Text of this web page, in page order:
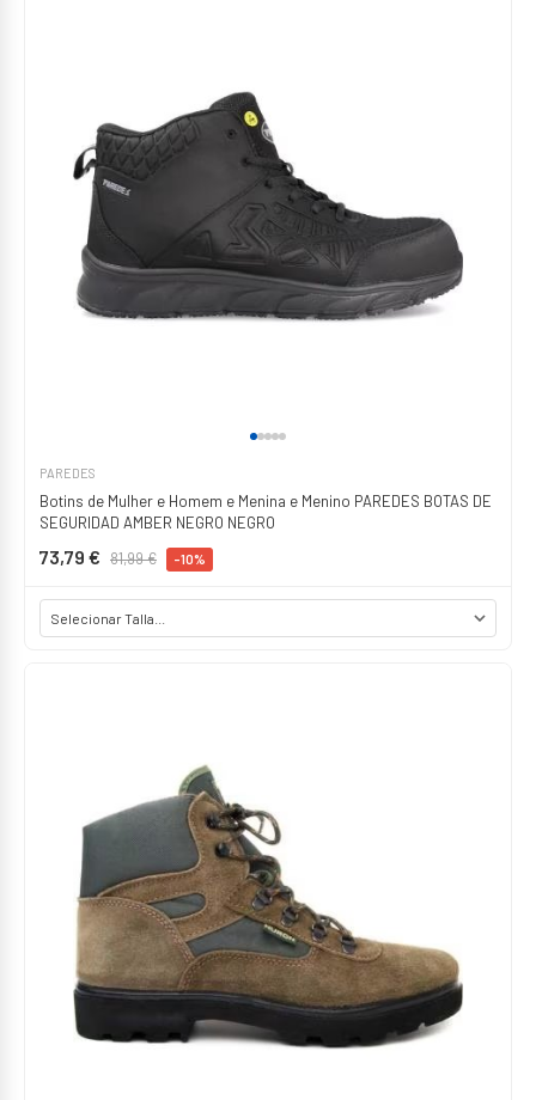
PAREDES
Botins de Mulher e Homem e Menina e Menino PAREDES BOTAS DE
SEGURIDAD AMBER NEGRO NEGRO
73,79 € 81,99 € -10%